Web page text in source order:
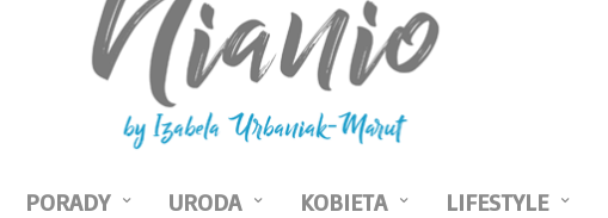
PORADY URODA KOBIETA LIFESTYLE